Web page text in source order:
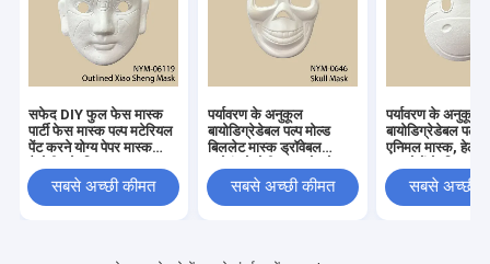
सफेद DIY फुल फेस मास्क
पार्टी फेस मास्क पल्प मटेरियल
पेंट करने योग्य पेपर मास्क
सबसे अच्छी कीमत
पर्यावरण के अनुकूल
बायोडिग्रेडेबल पल्प मोल्ड
बिललेट मास्क ड्रॉवेबल
लिए संसाधित
सबसे अच्छी कीमत
पर्यावरण के अनुकूल
बायोडिग्रेडेबल पल्प
एनिमल मास्क,
ड्रॉएबल और स्प्रे
सबसे अच्छी